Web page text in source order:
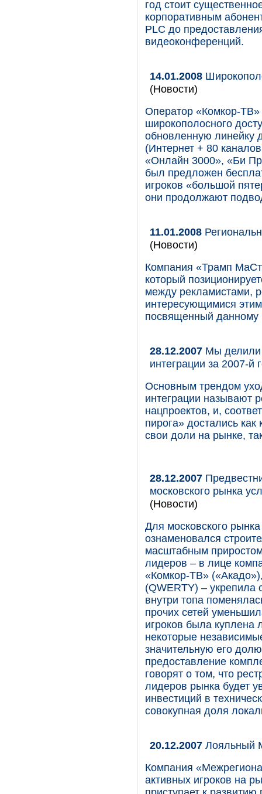
год стоит
корпоративным
PLC до
видеоконференций.
14.01.2008
(Новости)
Оператор «Комкор-
широкополосного
обновленную линейку
(Интернет + 80
«Онлайн 3000», «Би
был предложен
игроков «большой
они продолжают
11.01.2008
(Новости)
Компания «Трамп
который
между рекламистами,
интересующимися
посвященный данному
28.12.2007 Мы делили
интеграции за 2007-й
Основным трендом
интеграции называют
нацпроектов, и,
пирога» достались
свои доли на рынке,
28.12.2007
московского рынка
(Новости)
Для московского
ознаменовался
масштабным
лидеров – в лице
«Комкор-ТВ»
(QWERTY) – укрепила
внутри топа
прочих сетей
игроков была куплена
некоторые
значительную его
предоставление
говорят о том, что
лидеров рынка будет
инвестиций в
совокупная доля
20.12.2007 Лояльный
Компания
активных игроков на